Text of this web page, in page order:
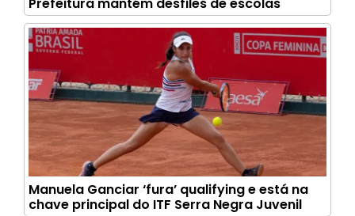
Prefeitura mantém desfiles de escolas
Manuela Ganciar ‘fura’ qualifying e está na
chave principal do ITF Serra Negra Juvenil